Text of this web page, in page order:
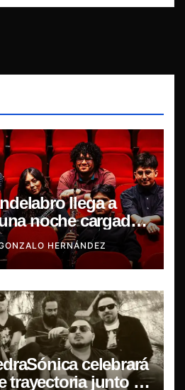
llega a
noche cargada
HERNÁNDEZ
celebrará
trayectoria junto a